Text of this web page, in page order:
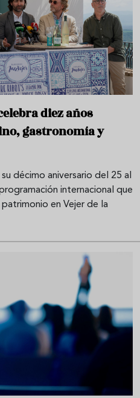
diez años
gastronomía y
décimo aniversario del 25 al
internacional que
en Vejer de la